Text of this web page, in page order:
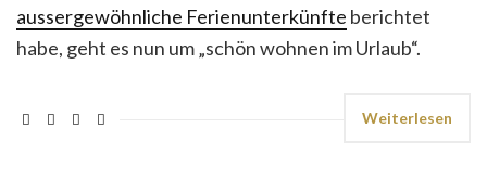
aussergewöhnliche Ferienunterkünfte berichtet
habe, geht es nun um „schön wohnen im Urlaub“.
Weiterlesen